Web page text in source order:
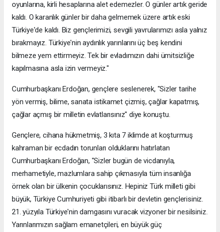
oyunlarına, kirli hesaplarına alet edemezler. O günler artık geride
kaldı. O karanlık günler bir daha gelmemek üzere artık eski
Türkiye'de kaldı. Biz gençlerimizi, sevgili yavrularımızı asla yalnız
bırakmayız. Türkiye'nin aydınlık yarınlarını üç beş kendini
bilmeze yem ettirmeyiz. Tek bir evladımızın dahi ümitsizliğe
kapılmasına asla izin vermeyiz."
Cumhurbaşkanı Erdoğan, gençlere seslenerek, "Sizler tarihe
yön vermiş, bilime, sanata istikamet çizmiş, çağlar kapatmış,
çağlar açmış bir milletin evlatlarısınız" diye konuştu.
Gençlere, cihana hükmetmiş, 3 kıta 7 iklimde at koşturmuş
kahraman bir ecdadın torunları olduklarını hatırlatan
Cumhurbaşkanı Erdoğan, "Sizler bugün de vicdanıyla,
merhametiyle, mazlumlara sahip çıkmasıyla tüm insanlığa
örnek olan bir ülkenin çocuklarısınız. Hepiniz Türk milleti gibi
büyük, Türkiye Cumhuriyeti gibi itibarlı bir devletin gençlerisiniz.
21. yüzyıla Türkiye'nin damgasını vuracak vizyoner bir nesilsiniz.
Yarınlarımızın sağlam emanetçileri, en büyük güç